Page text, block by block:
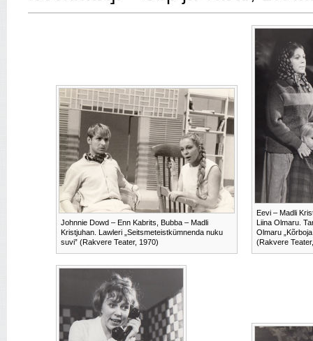
Johnnie Dowd – Enn Kabrits, Bubba – Madli
Kristjuhan. Lawleri „Seitsmeteistkümnenda nuku
suvi” (Rakvere Teater, 1970)
Eevi – Madli
Liina Olmaru.
Olmaru
(Rakvere